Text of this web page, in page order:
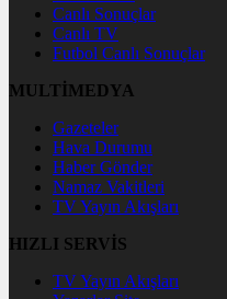
Canlı Sonuçlar
Canlı TV
Futbol Canlı Sonuçlar
MULTİMEDYA
Gazeteler
Hava Durumu
Haber Gönder
Namaz Vakitleri
TV Yayın Akışları
HIZLI SERVİS
TV Yayın Akışları